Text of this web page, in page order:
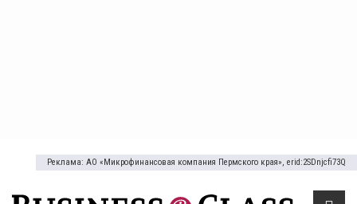
Реклама: АО «Микрофинансовая компания Пермского края», erid:2SDnjcfi73Q